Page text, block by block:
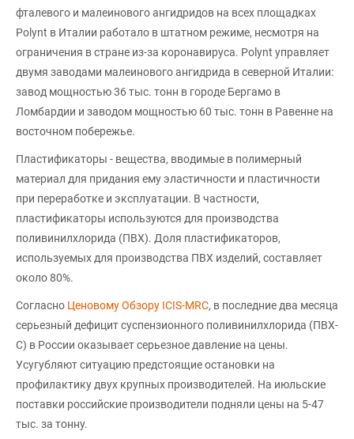
фталевого и малеинового ангидридов на всех площадках
Polynt в Италии работало в штатном режиме, несмотря на
ограничения в стране из-за коронавируса. Polynt управляет
двумя заводами малеинового ангидрида в северной Италии:
завод мощностью 36 тыс. тонн в городе Бергамо в
Ломбардии и заводом мощностью 60 тыс. тонн в Равенне на
восточном побережье.
Пластификаторы - вещества, вводимые в полимерный
материал для придания ему эластичности и пластичности
при переработке и эксплуатации. В частности,
пластификаторы используются для производства
поливинилхлорида (ПВХ). Доля пластификаторов,
используемых для производства ПВХ изделий, составляет
около 80%.
Согласно Ценовому Обзору ICIS-MRC, в последние два месяца
серьезный дефицит суспензионного поливинилхлорида (ПВХ-
С) в России оказывает серьезное давление на цены.
Усугубляют ситуацию предстоящие остановки на
профилактику двух крупных производителей. На июльские
поставки российские производители подняли цены на 5-47
тыс. за тонну.